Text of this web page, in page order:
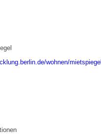
wohnen/mietspiegel